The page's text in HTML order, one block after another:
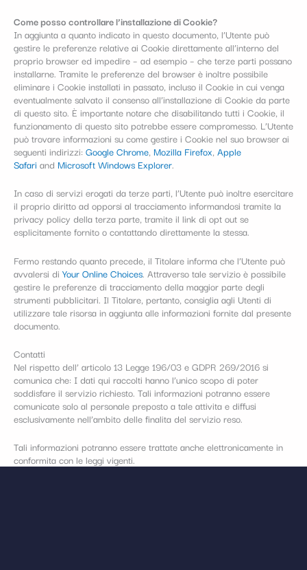
Come posso controllare l’installazione di Cookie?
In aggiunta a quanto indicato in questo documento, l’Utente può
gestire le preferenze relative ai Cookie direttamente all’interno del
proprio browser ed impedire – ad esempio – che terze parti possano
installarne. Tramite le preferenze del browser è inoltre possibile
eliminare i Cookie installati in passato, incluso il Cookie in cui venga
eventualmente salvato il consenso all’installazione di Cookie da parte
di questo sito. È importante notare che disabilitando tutti i Cookie, il
funzionamento di questo sito potrebbe essere compromesso. L’Utente
può trovare informazioni su come gestire i Cookie nel suo browser ai
seguenti indirizzi: Google Chrome, Mozilla Firefox, Apple
Safari and Microsoft Windows Explorer.
In caso di servizi erogati da terze parti, l’Utente può inoltre esercitare
il proprio diritto ad opporsi al tracciamento informandosi tramite la
privacy policy della terza parte, tramite il link di opt out se
esplicitamente fornito o contattando direttamente la stessa.
Fermo restando quanto precede, il Titolare informa che l’Utente può
avvalersi di Your Online Choices. Attraverso tale servizio è possibile
gestire le preferenze di tracciamento della maggior parte degli
strumenti pubblicitari. Il Titolare, pertanto, consiglia agli Utenti di
utilizzare tale risorsa in aggiunta alle informazioni fornite dal presente
documento.
Contatti
Nel rispetto dell’ articolo 13 Legge 196/03 e GDPR 269/2016 si
comunica che: I dati qui raccolti hanno l’unico scopo di poter
soddisfare il servizio richiesto. Tali informazioni potranno essere
comunicate solo al personale preposto a tale attivita e diffusi
esclusivamente nell’ambito delle finalita del servizio reso.
Tali informazioni potranno essere trattate anche elettronicamente in
conformita con le leggi vigenti.